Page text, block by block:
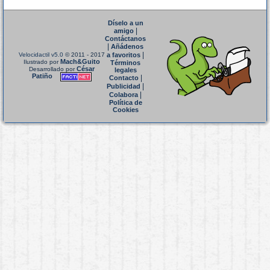
Velocidactil v5.0 © 2011 - 2017
Ilustrado porMach&Guito
Desarrollado porCésar
Patiño
Díselo a un
amigo|
Contáctanos
Añádenos
a favoritos
Términos
legales
Contacto|
Publicidad
Colabora|
Política de
Cookies